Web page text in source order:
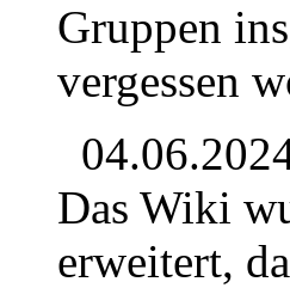
Gruppen
vergessen
Das Wiki
erweitert,